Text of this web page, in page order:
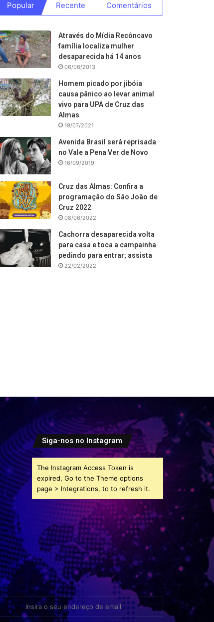
Popular Recente Comentários
Através do Mídia Recôncavo
família localiza mulher
desaparecida há 14 anos
06/06/2013
Homem picado por jibóia
causa pânico ao levar animal
vivo para UPA de Cruz das
Almas
19/07/2021
Avenida Brasil será reprisada
no Vale a Pena Ver de Novo
16/09/2019
Cruz das Almas: Confira a
programação do São João de
Cruz 2022
08/06/2022
Cachorra desaparecida volta
para casa e toca a campainha
pedindo para entrar; assista
22/02/2022
Siga-nos no Instagram
The Instagram Access Token is
expired, Go to the Theme options
page > Integrations, to to refresh it.